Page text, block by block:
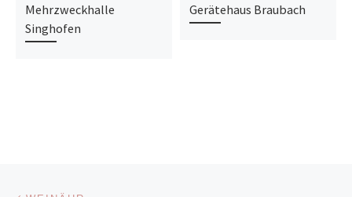
Mehrzweckhalle
Singhofen
Gerätehaus Braubach